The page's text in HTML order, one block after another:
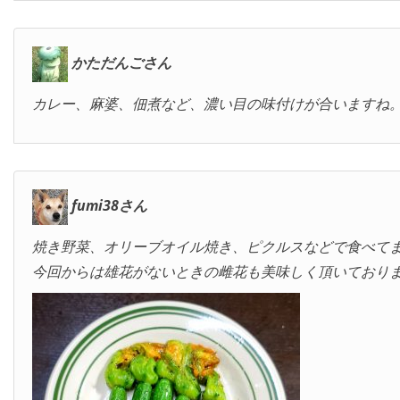
かただんごさん
カレー、麻婆、佃煮など、濃い目の味付けが合いますね。
fumi38さん
焼き野菜、オリーブオイル焼き、ピクルスなどで食べてま
今回からは雄花がないときの雌花も美味しく頂いておりま